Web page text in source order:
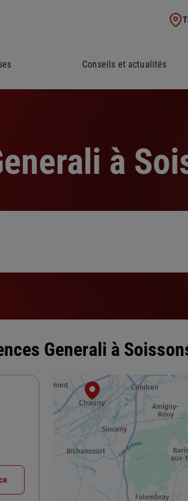
Conseils et actualités
à
Generali à